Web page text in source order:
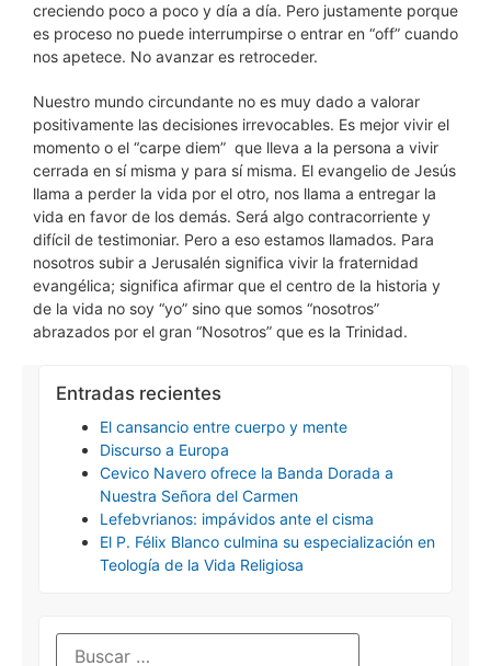
creciendo poco a poco y día a día. Pero justamente porque
es proceso no puede interrumpirse o entrar en “off” cuando
nos apetece. No avanzar es retroceder.
Nuestro mundo circundante no es muy dado a valorar
positivamente las decisiones irrevocables. Es mejor vivir el
momento o el “carpe diem” que lleva a la persona a vivir
cerrada en sí misma y para sí misma. El evangelio de Jesús
llama a perder la vida por el otro, nos llama a entregar la
vida en favor de los demás. Será algo contracorriente y
difícil de testimoniar. Pero a eso estamos llamados. Para
nosotros subir a Jerusalén significa vivir la fraternidad
evangélica; significa afirmar que el centro de la historia y
de la vida no soy “yo” sino que somos “nosotros”
abrazados por el gran “Nosotros” que es la Trinidad.
Entradas recientes
El cansancio entre cuerpo y mente
Discurso a Europa
Cevico Navero ofrece la Banda Dorada a
Nuestra Señora del Carmen
Lefebvrianos: impávidos ante el cisma
El P. Félix Blanco culmina su especialización en
Teología de la Vida Religiosa